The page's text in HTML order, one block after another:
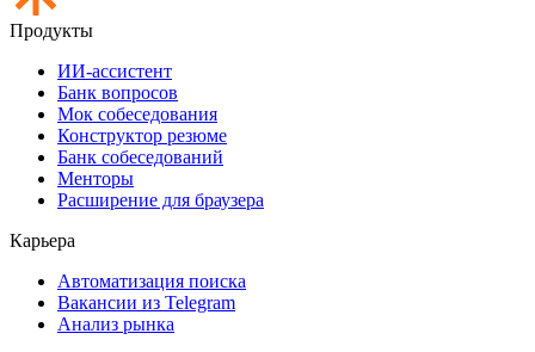
Продукты
ИИ-ассистент
Банк вопросов
Мок собеседования
Конструктор резюме
Банк собеседований
Менторы
Расширение для браузера
Карьера
Автоматизация поиска
Вакансии из Telegram
Анализ рынка